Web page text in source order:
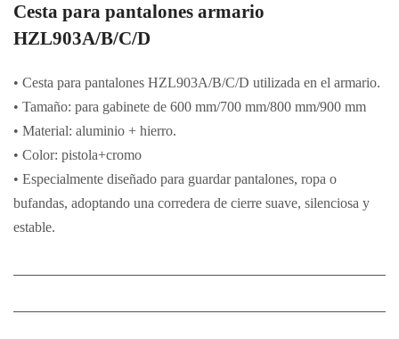
Cesta para pantalones armario
HZL903A/B/C/D
• Cesta para pantalones HZL903A/B/C/D utilizada en el armario.
• Tamaño: para gabinete de 600 mm/700 mm/800 mm/900 mm
• Material: aluminio + hierro.
• Color: pistola+cromo
• Especialmente diseñado para guardar pantalones, ropa o
bufandas, adoptando una corredera de cierre suave, silenciosa y
estable.